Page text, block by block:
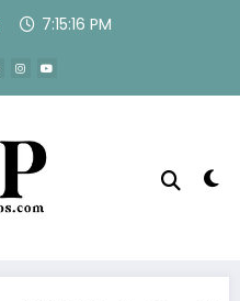
7:15:17 PM